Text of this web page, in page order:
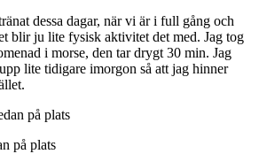
dessa dagar, när vi är i full gång och
blir ju lite fysisk aktivitet det med. Jag tog
i morse, den tar drygt 30 min. Jag
lite tidigare imorgon så att jag hinner
på plats